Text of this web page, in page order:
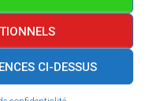
CI-DESSUS
DE COOKIES (UE)
ThemeIsle